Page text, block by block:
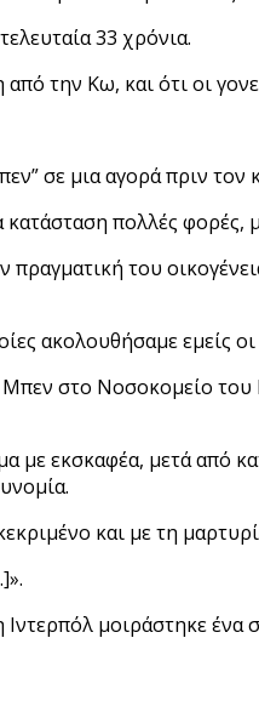
33 χρόνια.
την Κω, και ότι οι
σε μια αγορά πριν τον
πολλές φορές,
του
ακολουθήσαμε εμείς
στο Νοσοκομείο
με εκσκαφέα, μετά από
και με τη
μοιράστηκε